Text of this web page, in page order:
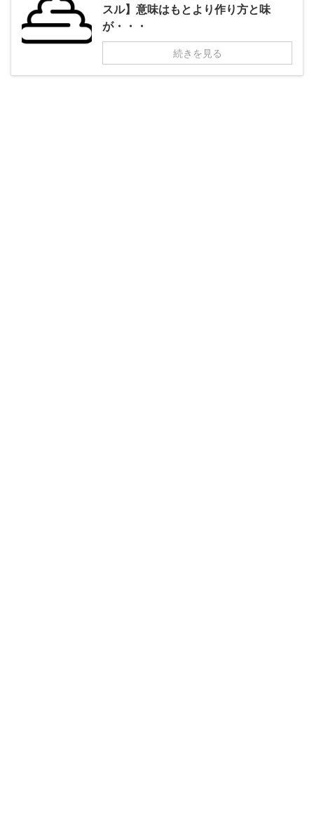
スル】意味はもとより作り方と味
が・・・
続きを見る